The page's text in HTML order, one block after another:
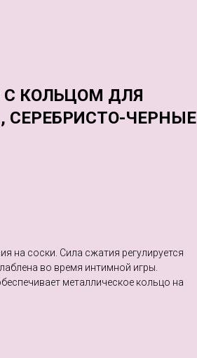
КОЛЬЦОМ ДЛЯ
СЕРЕБРИСТО-ЧЕРНЫЕ
на соски. Сила сжатия регулируется
во время интимной игры.
металлическое кольцо на